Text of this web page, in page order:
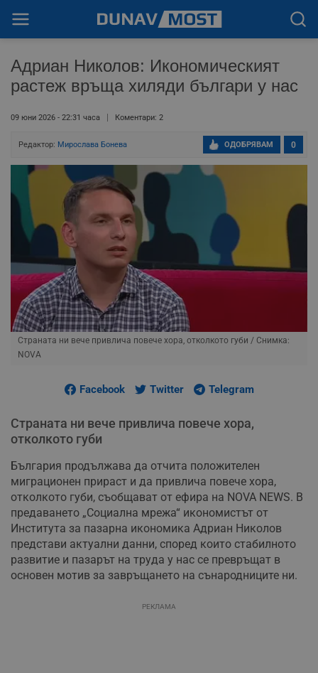
Адриан Николов: Икономическият
растеж връща хиляди българи у нас
09 юни 2026 - 22:31 часа Коментари: 2
Редактор: Мирослава Бонева 0
ОДОБРЯВАМ
Страната ни вече привлича повече хора, отколкото губи / Снимка:
NOVA
Facebook Twitter Telegram
Страната ни вече привлича повече хора,
отколкото губи
България продължава да отчита положителен
миграционен прираст и да привлича повече хора,
отколкото губи, съобщават от ефира на NOVA NEWS. В
предаването „Социална мрежа“ икономистът от
Института за пазарна икономика Адриан Николов
представи актуални данни, според които стабилното
развитие и пазарът на труда у нас се превръщат в
основен мотив за завръщането на сънародниците ни.
РЕКЛАМА